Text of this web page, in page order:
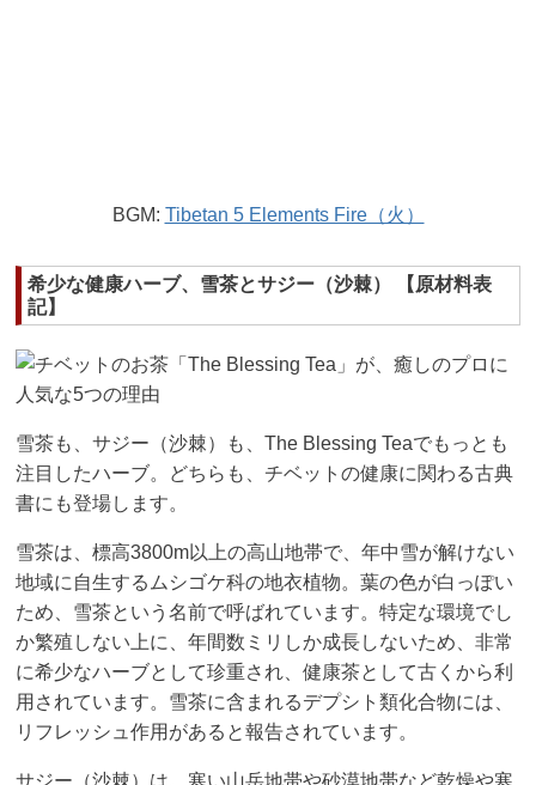
BGM: Tibetan 5 Elements Fire（火）
希少な健康ハーブ、雪茶とサジー（沙棘） 【原材料表
記】
雪茶も、サジー（沙棘）も、The Blessing Teaでもっとも
注目したハーブ。どちらも、チベットの健康に関わる古典
書にも登場します。
雪茶は、標高3800m以上の高山地帯で、年中雪が解けない
地域に自生するムシゴケ科の地衣植物。葉の色が白っぽい
ため、雪茶という名前で呼ばれています。特定な環境でし
か繁殖しない上に、年間数ミリしか成長しないため、非常
に希少なハーブとして珍重され、健康茶として古くから利
用されています。雪茶に含まれるデプシト類化合物には、
リフレッシュ作用があると報告されています。